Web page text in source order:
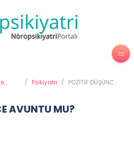
/ Psikiyatri / POZİTİF DÜŞÜNCE
AVUNTU MU?